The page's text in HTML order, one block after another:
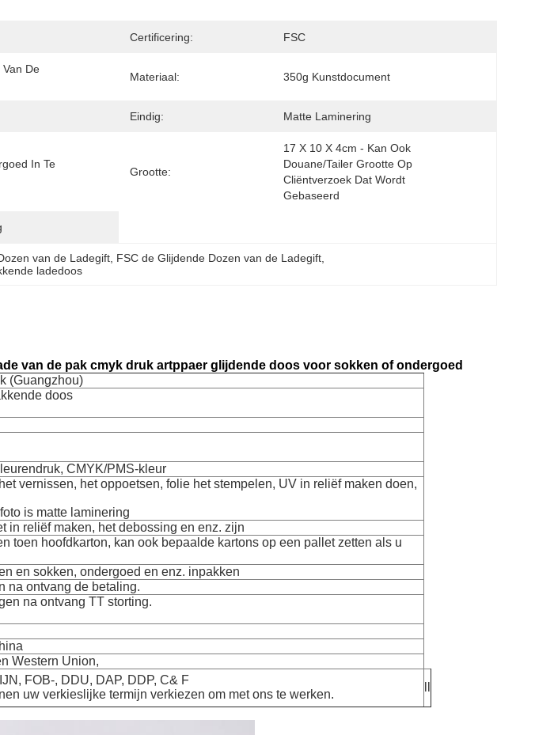
Certificering: FSC
De
Materiaal: 350g Kunstdocument
Eindig: Matte Laminering
In Te
Grootte:
17 X 10 X 4cm - Kan Ook
Douane/tailer Grootte Op
Cliëntverzoek Dat Wordt
Gebaseerd
van de Ladegift FSC de Glijdende Dozen van de Ladegift
ladedoos
van de pak cmyk druk artppaer glijdende doos voor sokken of ondergoed
(Guangzhou)
doos
CMYK/PMS-kleur
vernissen, het oppoetsen, folie het stempelen, UV in reliëf maken doen,
is matte laminering
in reliëf maken, het debossing en enz. zijn
toen hoofdkarton, kan ook bepaalde kartons op een pallet zetten als u
en sokken, ondergoed en enz. inpakken
na ontvang de betaling.
na ontvang TT storting.
Western Union,
FOB-, DDU, DAP, DDP, C& F
uw verkieslijke termijn verkiezen om met ons te werken.